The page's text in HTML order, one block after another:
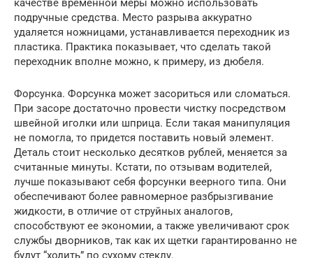
качестве временной меры можно использовать
подручные средства. Место разрыва аккуратно
удаляется ножницами, устанавливается переходник из
пластика. Практика показывает, что сделать такой
переходник вполне можно, к примеру, из дюбеля.
Форсунка. Форсунка может засориться или сломаться.
При засоре достаточно провести чистку посредством
швейной иголки или шприца. Если такая манипуляция
не помогла, то придется поставить новый элемент.
Деталь стоит несколько десятков рублей, меняется за
считанные минуты. Кстати, по отзывам водителей,
лучше показывают себя форсунки веерного типа. Они
обеспечивают более равномерное разбрызгивание
жидкости, в отличие от струйных аналогов,
способствуют ее экономии, а также увеличивают срок
службы дворников, так как их щетки гарантированно не
будут “ходить” по сухому стеклу.